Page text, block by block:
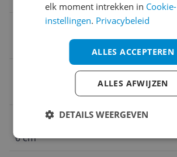
Verpakking hoogte
Verpakking breedte
Product breedte
0 cm
elk moment intrekken in Cookie-
instellingen. Privacybeleid
ALLES ACCEPTEREN
ALLES AFWIJZEN
DETAILS WEERGEVEN